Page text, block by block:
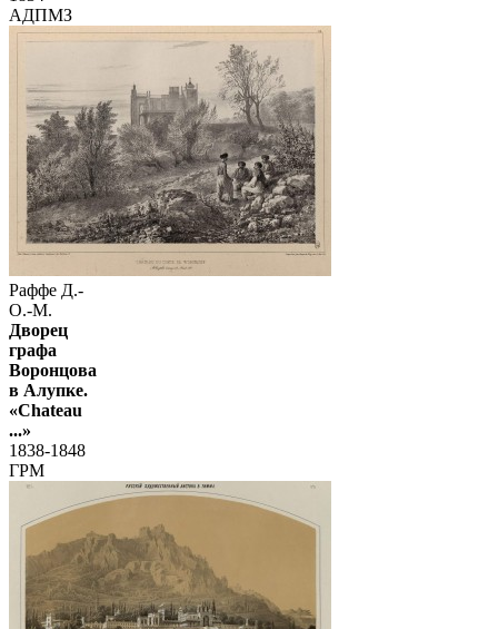
АДПМЗ
Раффе Д.-
О.-М.
Дворец
графа
Воронцова
в Алупке.
«Chateau
...»
1838-1848
ГРМ